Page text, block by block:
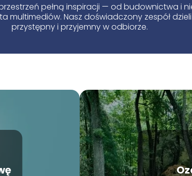
pełną inspiracji — od budownictwa i
multimediów. Nasz doświadczony zespół
przystępny i przyjemny w odbiorze.